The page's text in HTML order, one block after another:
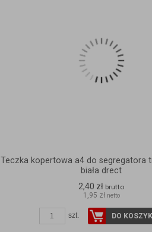
Teczka kopertowa a4 do segregatora
biała drect
2,40 zł brutto
1,95 zł netto
szt. DO